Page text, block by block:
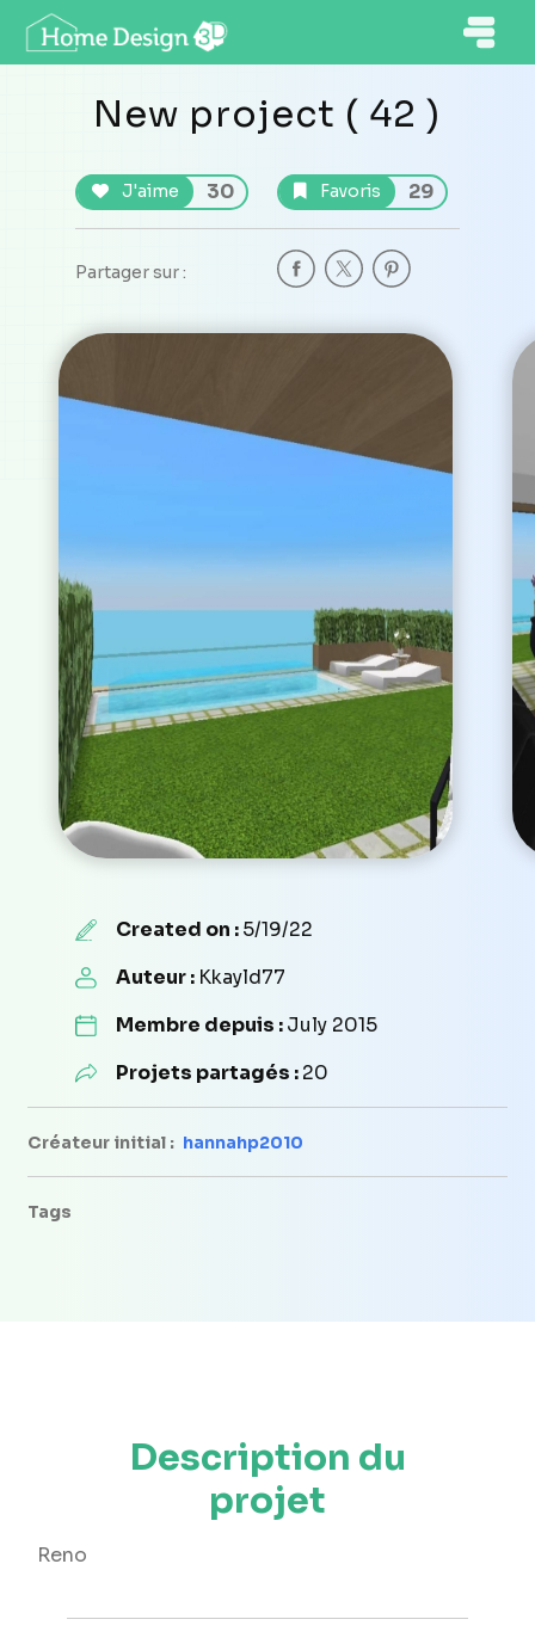
New project ( 42 )
J'aime 30 Favoris 29
Partager sur :
Created on :5/19/22
Auteur : Kkayld77
Membre depuis :July 2015
Projets partagés :20
Créateur initial : hannahp2010
Tags
Description du
projet
Reno